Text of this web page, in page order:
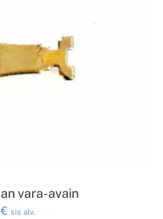
vara-avain
€ sis alv.